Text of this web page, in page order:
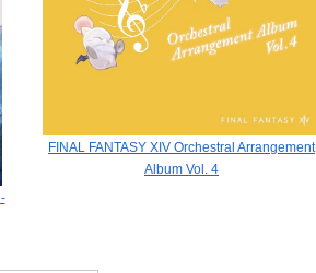
FINAL FANTASY XIV Orchestral Arrangement
Album Vol. 4